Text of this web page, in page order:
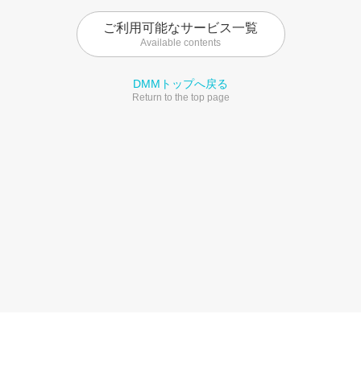
ご利用可能なサービス一覧
Available contents
DMMトップへ戻る
Return to the top page